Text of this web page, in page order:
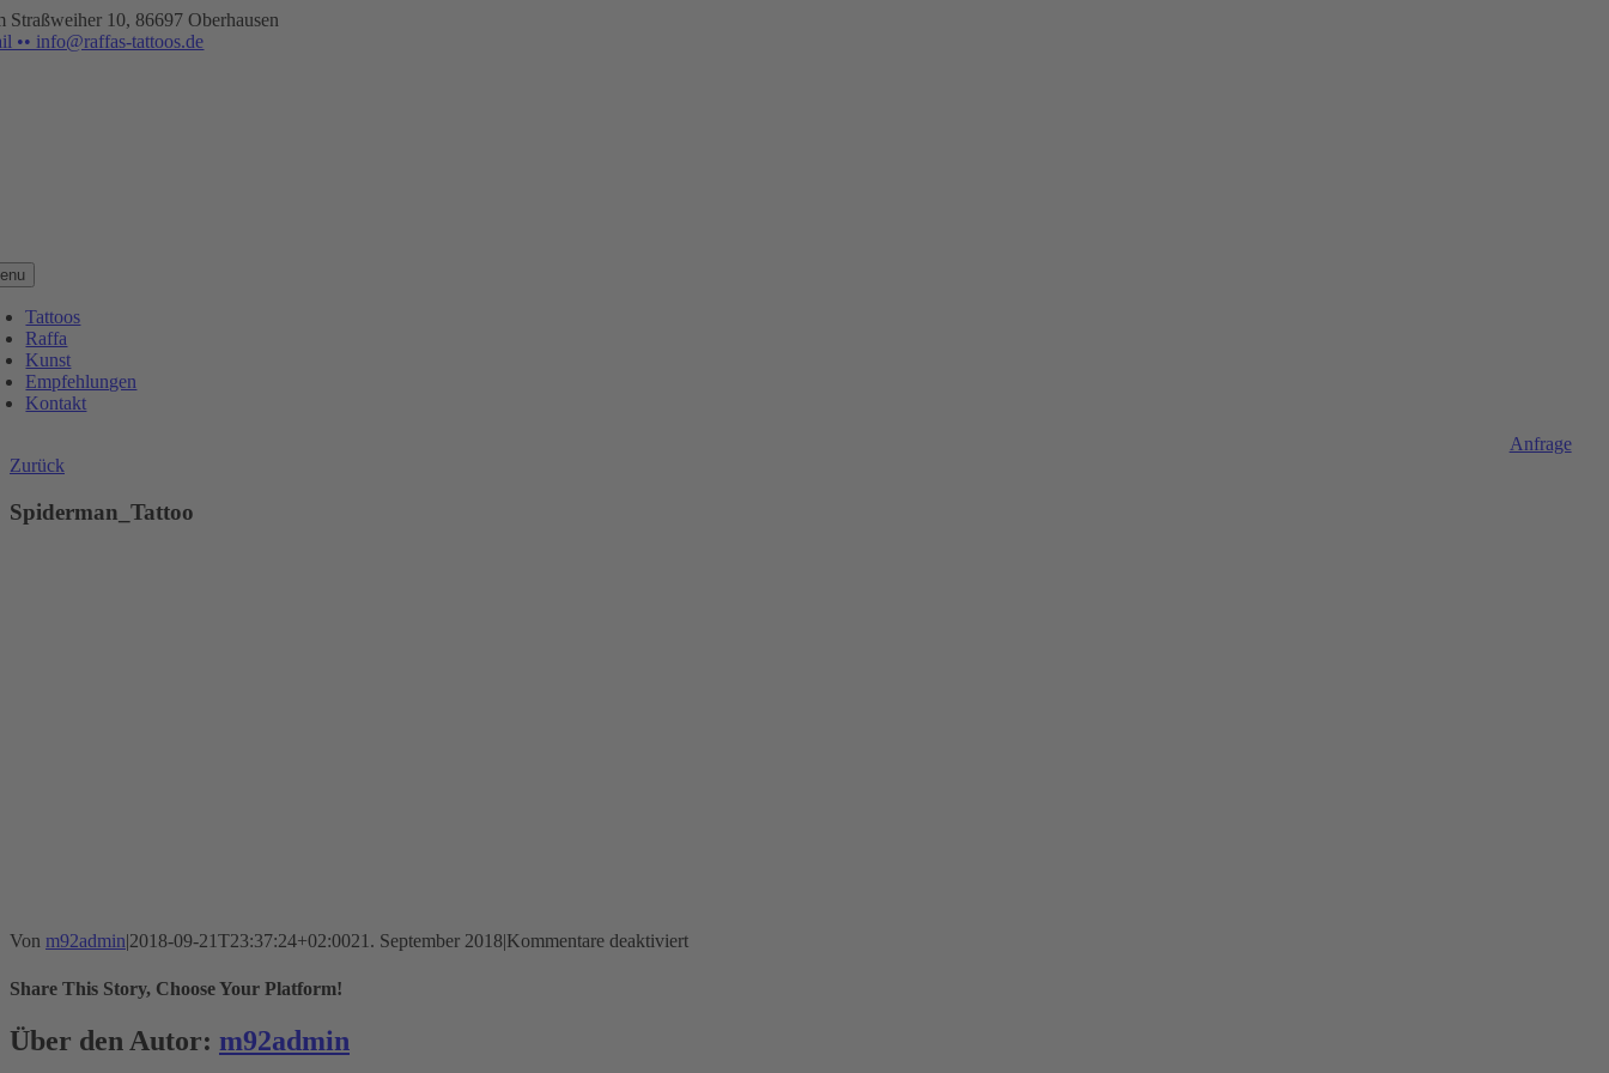
Zum
Inhalt
Straßweiher 10, 86697 Oberhausen
•• info@raffas-tattoos.de
Tattoos
Raffa
Kunst
Empfehlungen
Kontakt
Anfrage
Zurück
Spiderman_Tattoo
Von m92admin|2018-09-21T23:37:24+02:0021. September 2018|Kommentare deaktiviertfür
Share This Story, Choose Your Platform!
Facebook
X
Reddit
LinkedIn
WhatsApp
Telegram
Tumblr
Pinterest
Vk
Xing
E-
Mail
Über den Autor: m92admin